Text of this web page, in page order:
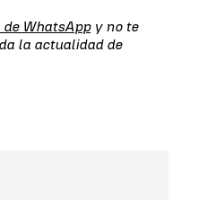
WhatsAppy no te
la actualidad de